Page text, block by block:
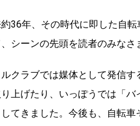
36年、その時代に即した自
シーンの先頭を読者のみなさ
クラブでは媒体として発信
上げたり、いっぽうでは「
てきました。今後も、自転